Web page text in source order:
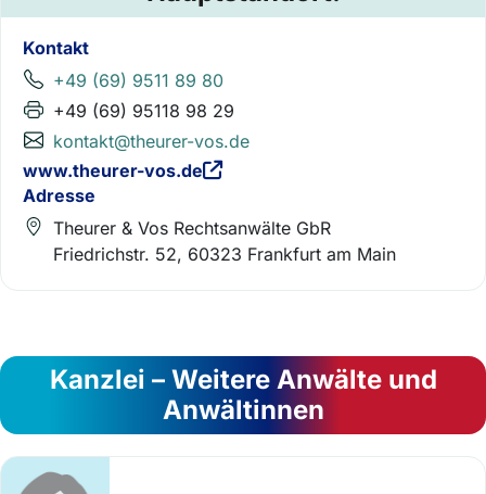
Kontakt
+49 (69) 9511 89 80
+49 (69) 95118 98 29
kontakt@theurer-vos.de
www.theurer-vos.de
Adresse
Theurer & Vos Rechtsanwälte GbR
Friedrichstr. 52, 60323 Frankfurt am Main
Kanzlei – Weitere Anwälte und
Anwältinnen